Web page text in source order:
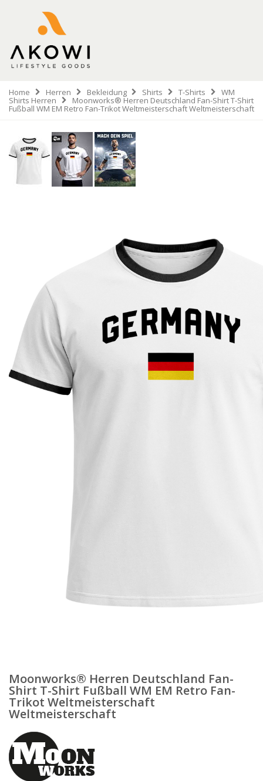
Home Herren Bekleidung Shirts T-Shirts WM
Shirts Herren Moonworks® Herren Deutschland Fan-Shirt T-Shirt
Fußball WM EM Retro Fan-Trikot Weltmeisterschaft Weltmeisterschaft
Moonworks® Herren Deutschland Fan-
Shirt T-Shirt Fußball WM EM Retro Fan-
Trikot Weltmeisterschaft
Weltmeisterschaft